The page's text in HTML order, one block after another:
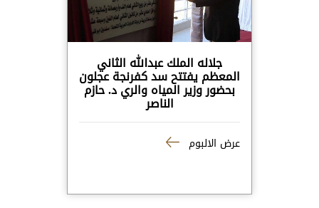
جلاله الملك عبدالله الثاني
المعظم يفتتح سد كفرنجة عجلون
بحضور وزير المياه والري د. حازم
الناصر
عرض الالبوم